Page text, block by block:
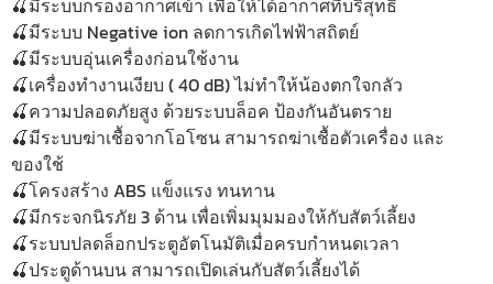
🍒มีระบบ Negative ion ลดการเกิดไฟฟ้าสถิตย์
🍒มีระบบอุ่นเครื่องก่อนใช้งาน
🍒เครื่องทำงานเงียบ ( 40 dB) ไม่ทำให้น้องตกใจกลัว
🍒ความปลอดภัยสูง ด้วยระบบล็อค ป้องกันอันตราย
🍒มีระบบฆ่าเชื้อจากโอโซน สามารถฆ่าเชื้อตัวเครื่อง และ
ของใช้
🍒โครงสร้าง ABS แข็งแรง ทนทาน
🍒มีกระจกนิรภัย 3 ด้าน เพื่อเพิ่มมุมมองให้กับสัตว์เลี้ยง
🍒ระบบปลดล็อกประตูอัตโนมัติเมื่อครบกำหนดเวลา
🍒ประตูด้านบน สามารถเปิดเล่นกับสัตว์เลี้ยงได้